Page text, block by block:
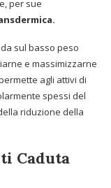
per sue
sul basso peso
e massimizzarne
agli attivi di
spessi del
riduzione della
Caduta